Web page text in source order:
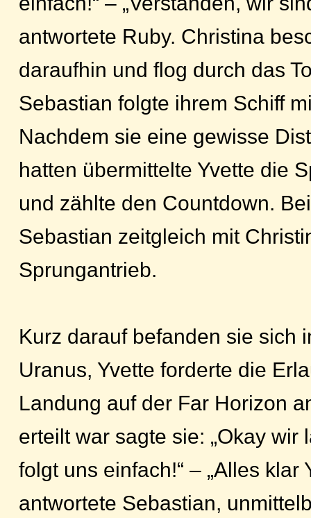
antwortete Ruby. Christina
daraufhin und flog durch das
Sebastian folgte ihrem Schiff
Nachdem sie eine gewisse
hatten übermittelte Yvette die
und zählte den Countdown.
Sebastian zeitgleich mit
Sprungantrieb.
Kurz darauf befanden sie sich
Uranus, Yvette forderte die
Landung auf der Far Horizon
erteilt war sagte sie: „Okay wir
folgt uns einfach!“ – „Alles klar
antwortete Sebastian,